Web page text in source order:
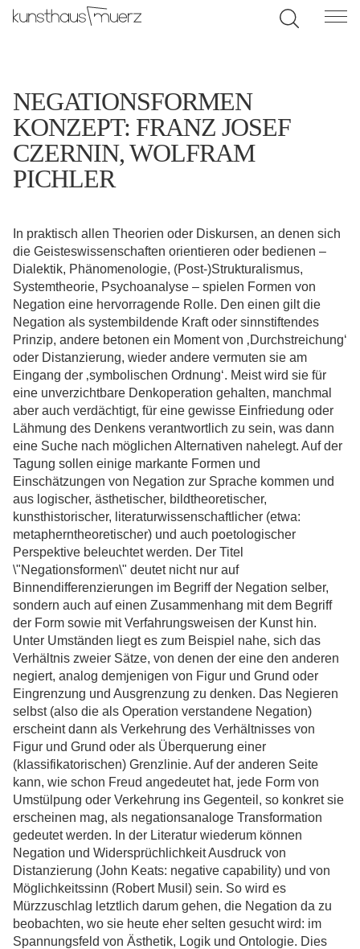
NEGATIONSFORMEN
KONZEPT: FRANZ JOSEF
CZERNIN, WOLFRAM
PICHLER
In praktisch allen Theorien oder Diskursen, an denen sich
die Geisteswissenschaften orientieren oder bedienen –
Dialektik, Phänomenologie, (Post-)Strukturalismus,
Systemtheorie, Psychoanalyse – spielen Formen von
Negation eine hervorragende Rolle. Den einen gilt die
Negation als systembildende Kraft oder sinnstiftendes
Prinzip, andere betonen ein Moment von ‚Durchstreichung‘
oder Distanzierung, wieder andere vermuten sie am
Eingang der ‚symbolischen Ordnung‘. Meist wird sie für
eine unverzichtbare Denkoperation gehalten, manchmal
aber auch verdächtigt, für eine gewisse Einfriedung oder
Lähmung des Denkens verantwortlich zu sein, was dann
eine Suche nach möglichen Alternativen nahelegt. Auf der
Tagung sollen einige markante Formen und
Einschätzungen von Negation zur Sprache kommen und
aus logischer, ästhetischer, bildtheoretischer,
kunsthistorischer, literaturwissenschaftlicher (etwa:
metapherntheoretischer) und auch poetologischer
Perspektive beleuchtet werden. Der Titel
\"Negationsformen\" deutet nicht nur auf
Binnendifferenzierungen im Begriff der Negation selber,
sondern auch auf einen Zusammenhang mit dem Begriff
der Form sowie mit Verfahrungsweisen der Kunst hin.
Unter Umständen liegt es zum Beispiel nahe, sich das
Verhältnis zweier Sätze, von denen der eine den anderen
negiert, analog demjenigen von Figur und Grund oder
Eingrenzung und Ausgrenzung zu denken. Das Negieren
selbst (also die als Operation verstandene Negation)
erscheint dann als Verkehrung des Verhältnisses von
Figur und Grund oder als Überquerung einer
(klassifikatorischen) Grenzlinie. Auf der anderen Seite
kann, wie schon Freud angedeutet hat, jede Form von
Umstülpung oder Verkehrung ins Gegenteil, so konkret sie
erscheinen mag, als negationsanaloge Transformation
gedeutet werden. In der Literatur wiederum können
Negation und Widersprüchlichkeit Ausdruck von
Distanzierung (John Keats: negative capability) und von
Möglichkeitssinn (Robert Musil) sein. So wird es
Mürzzuschlag letztlich darum gehen, die Negation da zu
beobachten, wo sie heute eher selten gesucht wird: im
Spannungsfeld von Ästhetik, Logik und Ontologie. Dies